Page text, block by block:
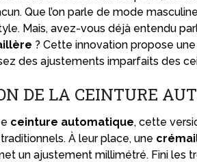
Que l’on parle de mode
Mais, avez-vous déjà entendu
? Cette innovation propose
des ajustements imparfaits des
DE LA CEINTURE
ceinture automatique, cette
À leur place, une
un ajustement millimétré. Fini les